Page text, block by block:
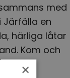
med
Järfälla en
härliga låtar
Kom och
×